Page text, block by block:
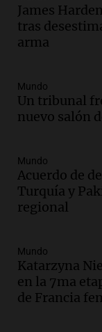
Episodios
Audio.
estatal: la
Episodios
Episodios
Audio.
Política
Episodios
Audio.
interina
James
tras
arma
Mundo
Un tribunal
nuevo salón
Mundo
Acuerdo de
Turquía y
regional
Mundo
Katarzyna
en la 7ma
de Francia